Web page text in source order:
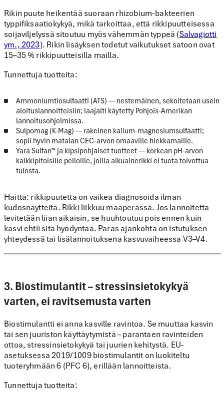
Rikin puute heikentää suoraan rhizobium-bakteerien
typpifiksaatiokykyä, mikä tarkoittaa, että rikkipuutteisessa
soijaviljelyssä sitoutuu myös vähemmän typpeä (Salvagiotti
ym., 2023). Rikin lisäyksen todetut vaikutukset satoon ovat
15–35 %rikkipuutteisilla mailla.
Tunnettuja tuotteita:
Ammoniumtiosulfaatti (ATS) — nestemäinen, sekoitetaan usein
aloituslannoitteisiin; laajalti käytetty Pohjois-Amerikan
lannoitusohjelmissa.
Sulpomag (K-Mag) — rakeinen kalium-magnesiumsulfaatti;
sopii hyvin matalan CEC-arvon omaaville hiekkamaille.
Yara Sulfan™ ja kipsipohjaiset tuotteet— korkean pH-arvon
kalkkipitoisille pelloille, joilla alkuainerikki ei tuota toivottua
tulosta.
Haitta: rikkipuutetta on vaikea diagnosoida ilman
kudosnäytteitä. Rikki liikkuu maaperässä. Jos lannoitetta
levitetään liian aikaisin, se huuhtoutuu pois ennen kuin
kasvi ehtii sitä hyödyntää. Paras ajankohta on istutuksen
yhteydessä tai lisälannoituksena kasvuvaiheessa V3–V4.
3. Biostimulantit – stressinsietokykyä
varten, ei ravitsemusta varten
Biostimulantti ei anna kasville ravintoa. Se muuttaa kasvin
tai sen juuriston käyttäytymistä – parantaen ravinteiden
ottoa, stressinsietokykyä tai juurien kehitystä. EU-
asetuksessa 2019/1009 biostimulantit on luokiteltu
tuoteryhmään 6 (PFC 6), erillään lannoitteista.
Tunnettuja tuotteita: